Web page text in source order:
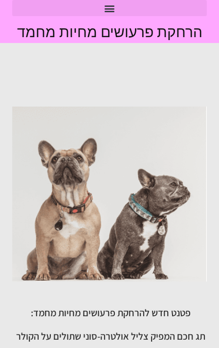
הרחקת פרעושים מחיות מחמד
פטנט חדש להרחקת פרעושים מחיות מחמד:
תג חכם המפיק צליל אולטרה-סוני שתולים על הקולר